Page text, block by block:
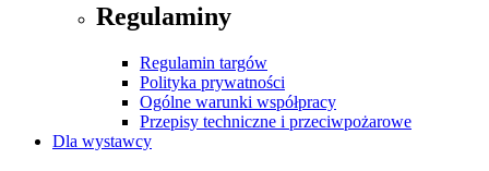
Regulaminy
Regulamin targów
Polityka prywatności
Ogólne warunki współpracy
Przepisy techniczne i przeciwpożarowe
Dla wystawcy